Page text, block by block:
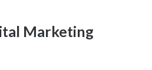
Marketing